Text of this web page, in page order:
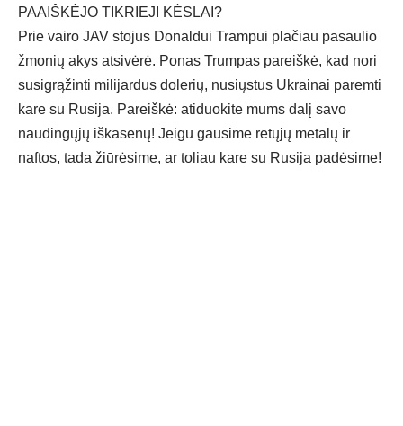
PAAIŠKĖJO TIKRIEJI KĖSLAI?
Prie vairo JAV stojus Donaldui Trampui plačiau pasaulio
žmonių akys atsivėrė. Ponas Trumpas pareiškė, kad nori
susigrąžinti milijardus dolerių, nusiųstus Ukrainai paremti
kare su Rusija. Pareiškė: atiduokite mums dalį savo
naudingųjų iškasenų! Jeigu gausime retųjų metalų ir
naftos, tada žiūrėsime, ar toliau kare su Rusija padėsime!